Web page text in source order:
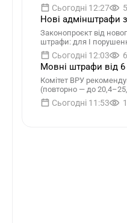
Сьогодні 12:27
Нові адмінштрафи
Законопроєкт від
штрафи: для І
Сьогодні 12:03
Мовні штрафи від
Комітет ВРУ
(повторно — до
Сьогодні 11:53